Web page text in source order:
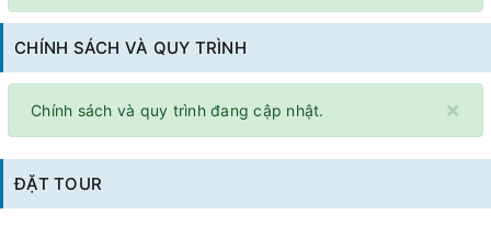
CHÍNH SÁCH VÀ QUY TRÌNH
×
Chính sách và quy trình đang cập nhật.
ĐẶT TOUR